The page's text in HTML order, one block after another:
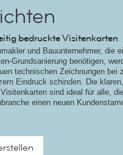
bedruckte Visitenkarten
und Bauunternehmer, die
Grundsanierung benötigen,
technischen Zeichnungen bei
Eindruck schinden. Die
sind ideal für alle,
einen neuen